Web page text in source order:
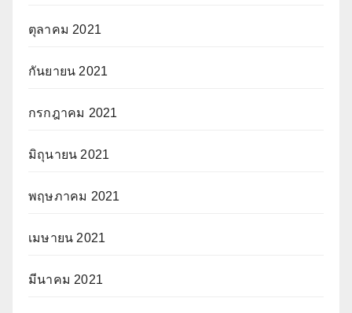
ตุลาคม 2021
กันยายน 2021
กรกฎาคม 2021
มิถุนายน 2021
พฤษภาคม 2021
เมษายน 2021
มีนาคม 2021